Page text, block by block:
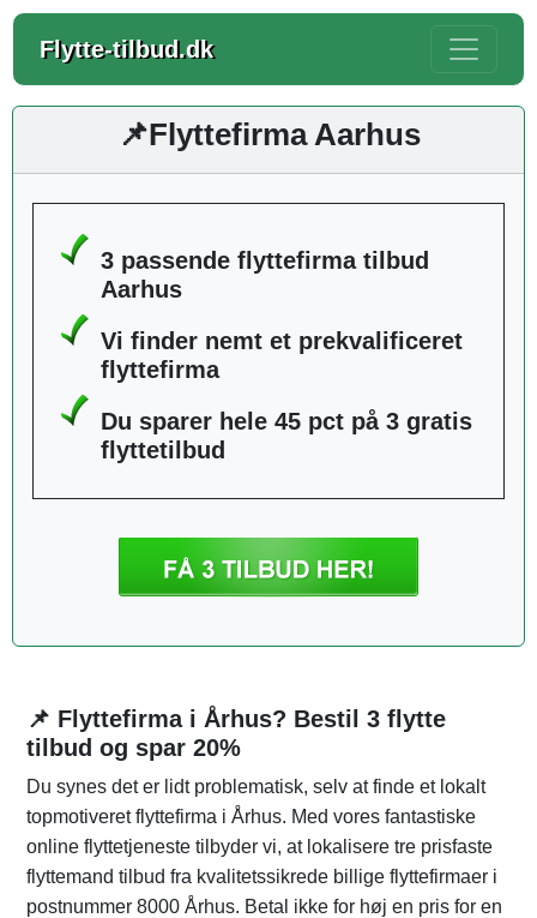
Flytte-tilbud.dk
📌Flyttefirma Aarhus
3 passende flyttefirma tilbud
Aarhus
Vi finder nemt et prekvalificeret
flyttefirma
Du sparer hele 45 pct på 3 gratis
flyttetilbud
📌 Flyttefirma i Århus? Bestil 3 flytte
tilbud og spar 20%
Du synes det er lidt problematisk, selv at finde et lokalt
topmotiveret flyttefirma i Århus. Med vores fantastiske
online flyttetjeneste tilbyder vi, at lokalisere tre prisfaste
flyttemand tilbud fra kvalitetssikrede billige flyttefirmaer i
postnummer 8000 Århus. Betal ikke for høj en pris for en